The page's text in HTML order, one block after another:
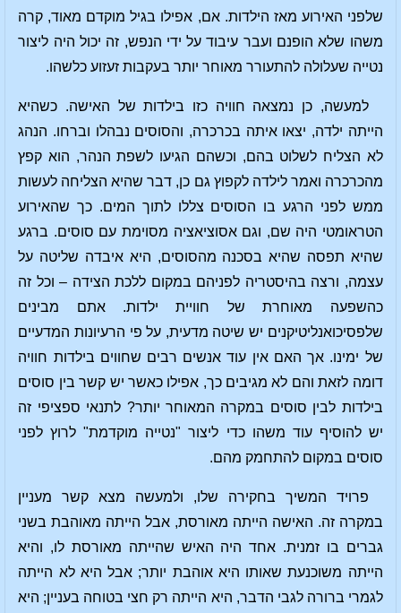
שלפני האירוע מאז הילדות. אם, אפילו בגיל מוקדם מאוד, קרה
משהו שלא הופנם ועבר עיבוד על ידי הנפש, זה יכול היה ליצור
נטייה שעלולה להתעורר מאוחר יותר בעקבות זעזוע כלשהו.
למעשה, כן נמצאה חוויה כזו בילדות של האישה. כשהיא
הייתה ילדה, יצאו איתה בכרכרה, והסוסים נבהלו וברחו. הנהג
לא הצליח לשלוט בהם, וכשהם הגיעו לשפת הנהר, הוא קפץ
מהכרכרה ואמר לילדה לקפוץ גם כן, דבר שהיא הצליחה לעשות
ממש לפני הרגע בו הסוסים צללו לתוך המים. כך שהאירוע
הטראומטי היה שם, וגם אסוציאציה מסוימת עם סוסים. ברגע
שהיא תפסה שהיא בסכנה מהסוסים, היא איבדה שליטה על
עצמה, ורצה בהיסטריה לפניהם במקום ללכת הצידה – וכל זה
כהשפעה מאוחרת של חוויית ילדות. אתם מבינים
שלפסיכואנליטיקנים יש שיטה מדעית, על פי הרעיונות המדעיים
של ימינו. אך האם אין עוד אנשים רבים שחווים בילדות חוויה
דומה לזאת והם לא מגיבים כך, אפילו כאשר יש קשר בין סוסים
בילדות לבין סוסים במקרה המאוחר יותר? לתנאי ספציפי זה
יש להוסיף עוד משהו כדי ליצור "נטייה מוקדמת" לרוץ לפני
סוסים במקום להתחמק מהם.
פרויד המשיך בחקירה שלו, ולמעשה מצא קשר מעניין
במקרה זה. האישה הייתה מאורסת, אבל הייתה מאוהבת בשני
גברים בו זמנית. אחד היה האיש שהייתה מאורסת לו, והיא
הייתה משוכנעת שאותו היא אוהבת יותר; אבל היא לא הייתה
לגמרי ברורה לגבי הדבר, היא הייתה רק חצי בטוחה בעניין; היא